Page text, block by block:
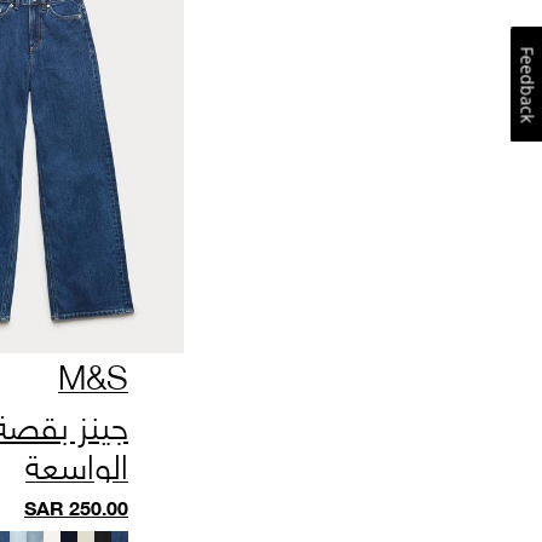
M&S
جينز
الواسعة
SAR250.00
Feedback